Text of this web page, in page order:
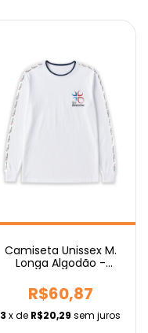
Camiseta Unissex M.
Longa Algodão -
R$60,87
3 x de R$20,29 sem juros